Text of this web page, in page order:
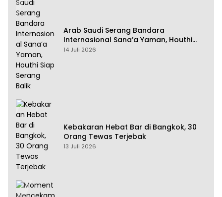
Arab Saudi Serang Bandara
Internasional Sana’a Yaman, Houthi
Siap Serang Balik
14 Juli 2026
Kebakaran Hebat Bar di Bangkok, 30
Orang Tewas Terjebak
13 Juli 2026